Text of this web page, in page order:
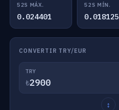
52S MÁX.
0.024401
52S MÍN.
0.018125
CONVERTIR TRY/EUR
TRY
₺
↕